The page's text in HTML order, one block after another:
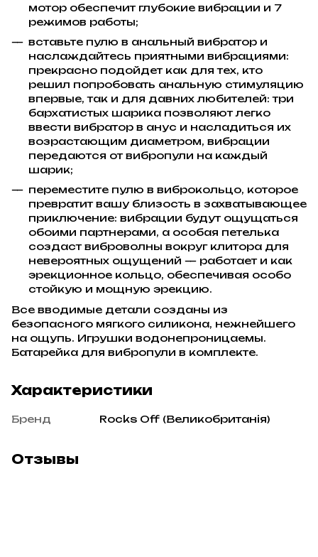
мотор обеспечит глубокие вибрации и 7
режимов работы;
вставьте пулю в анальный вибратор и
наслаждайтесь приятными вибрациями:
прекрасно подойдет как для тех, кто
решил попробовать анальную стимуляцию
впервые, так и для давних любителей: три
бархатистых шарика позволяют легко
ввести вибратор в анус и насладиться их
возрастающим диаметром, вибрации
передаются от вибропули на каждый
шарик;
переместите пулю в виброкольцо, которое
превратит вашу близость в захватывающее
приключение: вибрации будут ощущаться
обоими партнерами, а особая петелька
создаст виброволны вокруг клитора для
невероятных ощущений — работает и как
эрекционное кольцо, обеспечивая особо
стойкую и мощную эрекцию.
Все вводимые детали созданы из
безопасного мягкого силикона, нежнейшего
на ощупь. Игрушки водонепроницаемы.
Батарейка для вибропули в комплекте.
Характеристики
Бренд Rocks Off (Великобританія)
Отзывы